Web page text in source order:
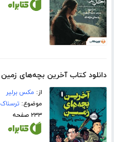
دانلود کتاب آخرین بچه‌های زمین 1: حمله‌ی زامبی‌ها
از: مکس برلیر
موضوع:ترسناک
۲۳۳ صفحه